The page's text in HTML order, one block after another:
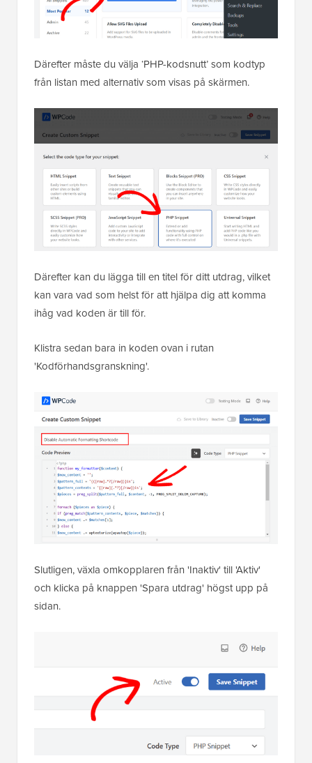
Därefter måste du välja ‘PHP-kodsnutt’ som kodtyp
från listan med alternativ som visas på skärmen.
Därefter kan du lägga till en titel för ditt utdrag, vilket
kan vara vad som helst för att hjälpa dig att komma
ihåg vad koden är till för.
Klistra sedan bara in koden ovan i rutan
'Kodförhandsgranskning'.
Slutligen, växla omkopplaren från 'Inaktiv' till 'Aktiv'
och klicka på knappen 'Spara utdrag' högst upp på
sidan.